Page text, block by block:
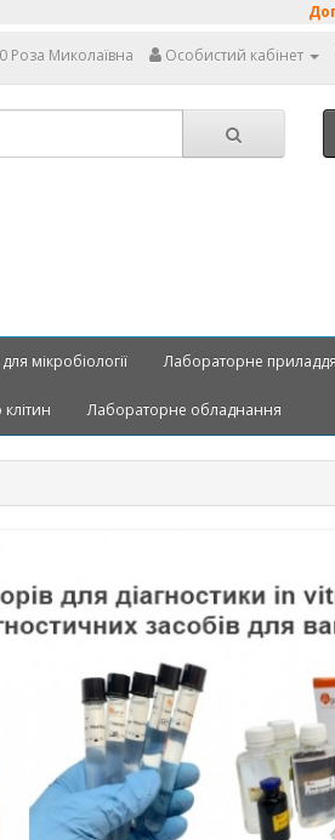
Роза Миколаївна Особистий кабінет
мікробіології Лабораторне приладдя
Лабораторне обладнання